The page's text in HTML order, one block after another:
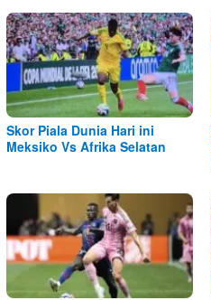
Skor Piala Dunia Hari ini
Meksiko Vs Afrika Selatan